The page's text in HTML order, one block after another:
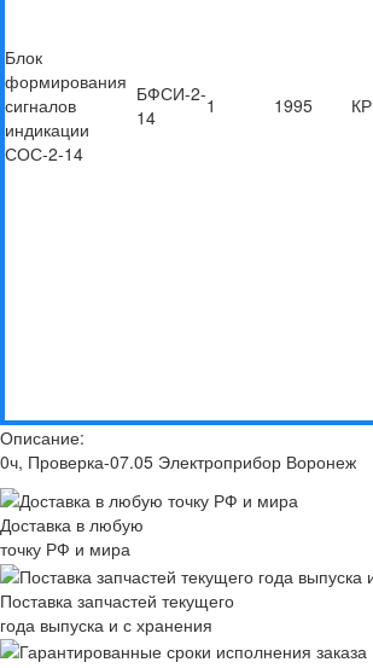
Блок
формирования
сигналов
индикации
СОС-2-14
БФСИ-2-
14
1 1995 КР
Описание:
0ч, Проверка-07.05 Электроприбор Воронеж
Доставка в любую
точку РФ и мира
Поставка запчастей текущего
года выпуска и с хранения